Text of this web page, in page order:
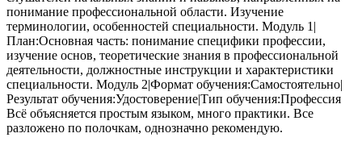
понимание профессиональной области. Изучение
терминологии, особенностей специальности. Модуль 1|
План:Основная часть: понимание специфики профессии,
изучение основ, теоретические знания в профессиональной
деятельности, должностные инструкции и характеристики
специальности. Модуль 2|Формат обучения:Самостоятельно|
Результат обучения:Удостоверение|Тип обучения:Профессия
Всё объясняется простым языком, много практики. Все
разложено по полочкам, однозначно рекомендую.